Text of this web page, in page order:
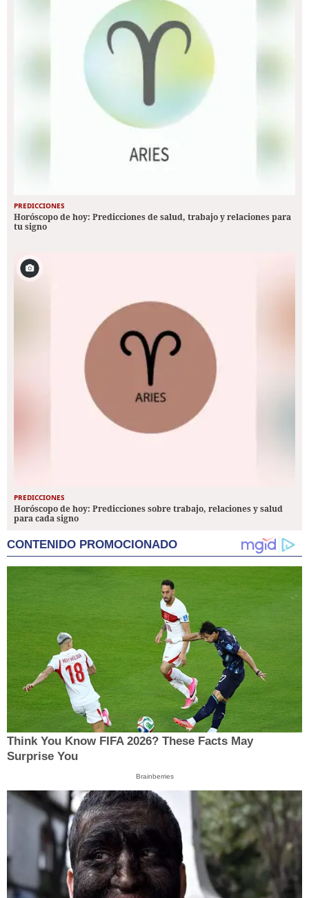
PREDICCIONES
Horóscopo de hoy: Predicciones de salud, trabajo y relaciones para
tu signo
PREDICCIONES
Horóscopo de hoy: Predicciones sobre trabajo, relaciones y salud
para cada signo
CONTENIDO PROMOCIONADO
Think You Know FIFA 2026? These Facts May
Surprise You
Brainberries